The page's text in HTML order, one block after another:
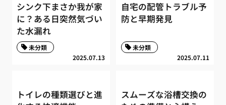
シンク下まさか我が家
に？ある日突然気づい
た水漏れ
2025.07.13
未分類
自宅の配管トラブル予
防と早期発見
2025.07.11
未分類
トイレの種類選びと進
スムーズな浴槽交換の